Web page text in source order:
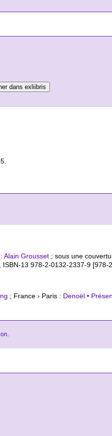
:Alain Grousset ; sous une
ISBN-13 978-2-0132-2337-9 [978-
; France › Paris : Denoël •
.